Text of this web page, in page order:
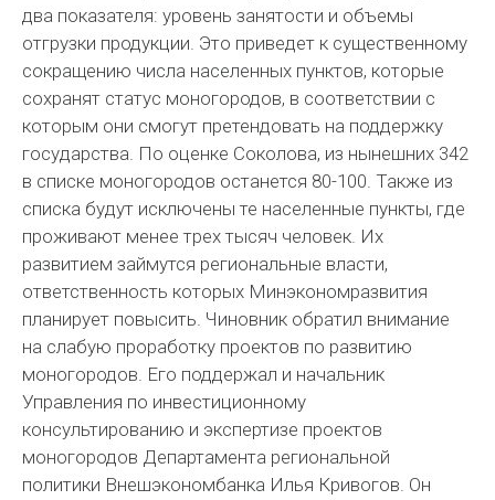
два показателя: уровень занятости и объемы
отгрузки продукции. Это приведет к существенному
сокращению числа населенных пунктов, которые
сохранят статус моногородов, в соответствии с
которым они смогут претендовать на поддержку
государства. По оценке Соколова, из нынешних 342
в списке моногородов останется 80-100. Также из
списка будут исключены те населенные пункты, где
проживают менее трех тысяч человек. Их
развитием займутся региональные власти,
ответственность которых Минэкономразвития
планирует повысить. Чиновник обратил внимание
на слабую проработку проектов по развитию
моногородов. Его поддержал и начальник
Управления по инвестиционному
консультированию и экспертизе проектов
моногородов Департамента региональной
политики Внешэкономбанка Илья Кривогов. Он